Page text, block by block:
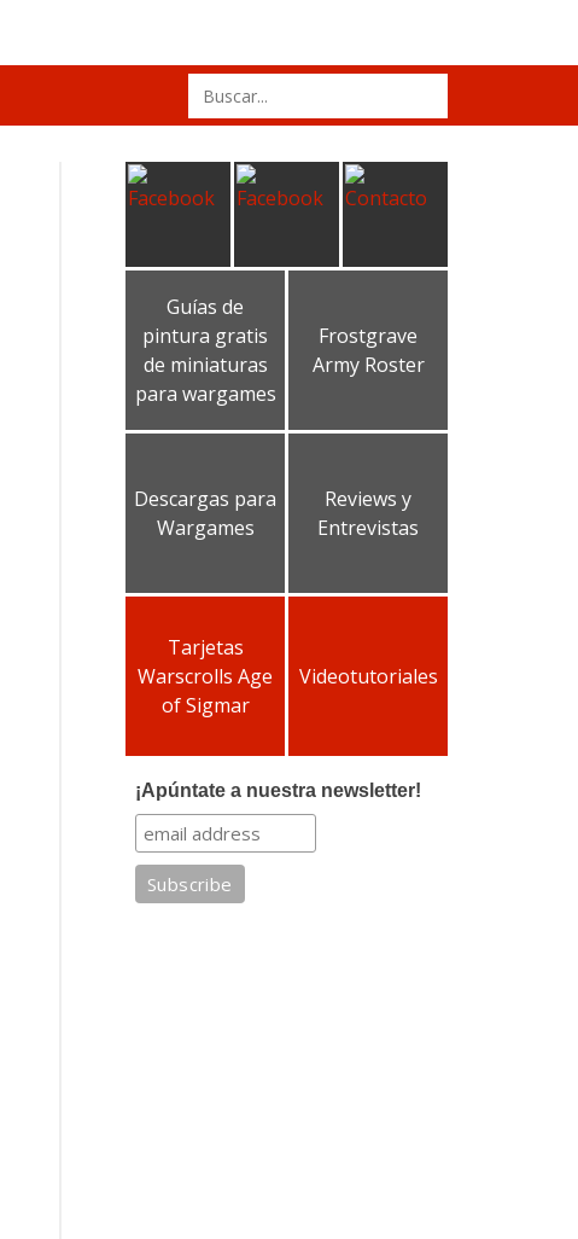
Search
for:
Guías de
pintura gratis
de miniaturas
para wargames
Frostgrave
Army Roster
Descargas para
Wargames
Reviews y
Entrevistas
Tarjetas
Warscrolls Age
of Sigmar
Videotutoriales
¡Apúntate a nuestra newsletter!